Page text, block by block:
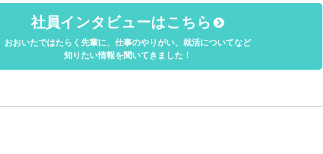
社員インタビューはこちら
おおいたではたらく先輩に、仕事のやりがい、 就活についてなど
知りたい情報を聞いてきました！